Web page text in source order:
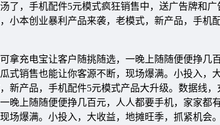
了，手机配件5元模式疯狂销售中，送广告牌和
小本创业暴利产品来袭，老模式，新产品，手机
充电宝让客户随挑随选，一晚上随随便便挣几
式销售也能让你客源不断，现场爆满。小投入，
新产品，手机配件5元模式产品大升级。数据线
晚上随随便便挣几百元，人人都要手机，家家都
场爆满。小投入，大收益，地摊旺季，抓紧机会